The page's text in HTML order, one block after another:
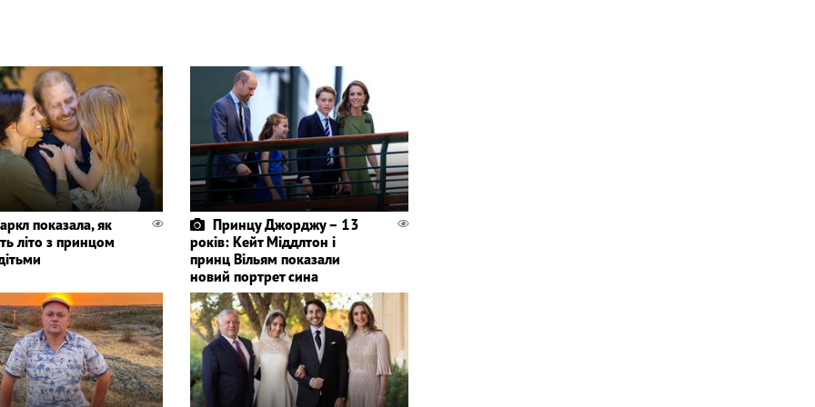
показала, як
літо з принцом
Принцу Джорджу – 13
років: Кейт Міддлтон і
принц Вільям показали
новий портрет сина